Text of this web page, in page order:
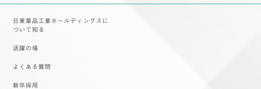
日東薬品工業ホールディングスに
ついて知る
活躍の場
よくある質問
新卒採用